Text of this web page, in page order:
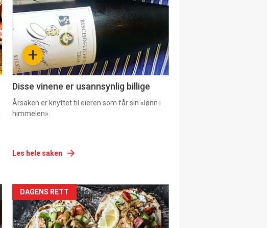
nå
3 +
Disse vinene er usannsynlig billige
Årsaken er knyttet til eieren som får sin «lønn i
himmelen».
Les hele saken
Forsiden
akkurat
DAGENS RETT